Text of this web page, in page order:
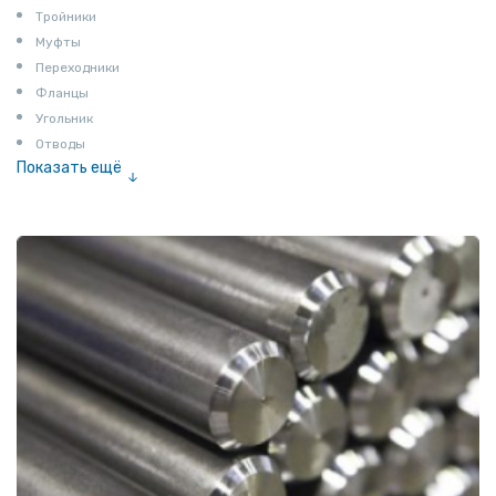
Тройники
Муфты
Переходники
Фланцы
Угольник
Отводы
Показать ещё
Соединение «американка»
Штуцеры
Сгоны
Удлинители для труб
Крестовины
Контргайки